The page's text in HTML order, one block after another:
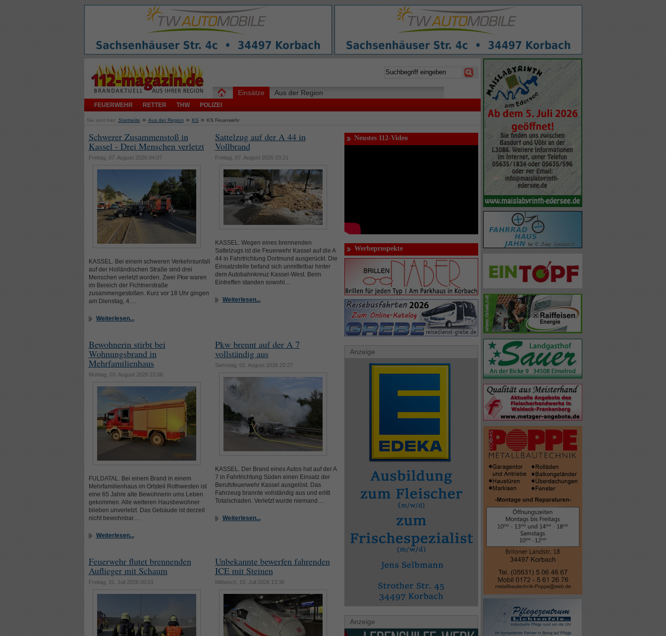
Einsätze
FEUERWEHR RETTER THW POLIZEI
Aus der Region
Sie sind hier: Startseite » Aus der Region » KS » KS Feuerwehr
Schwerer Zusammenstoß in
Kassel - Drei Menschen verletzt
Freitag, 07. August 2026 04:07
KASSEL. Bei einem schweren Verkehrsunfall
auf der Holländischen Straße sind drei
Menschen verletzt worden. Zwei Pkw waren
im Bereich der Fichtnerstraße
zusammengestoßen. Kurz vor 18 Uhr gingen
am Dienstag, 4.…
Weiterlesen...
Sattelzug auf der A 44 in
Vollbrand
Freitag, 07. August 2026 03:21
KASSEL. Wegen eines brennenden
Sattelzugs ist die Feuerwehr Kassel auf die A
44 in Fahrtrichtung Dortmund ausgerückt. Die
Einsatzstelle befand sich unmittelbar hinter
dem Autobahnkreuz Kassel-West. Beim
Eintreffen standen sowohl…
Weiterlesen...
Bewohnerin stirbt bei
Wohnungsbrand in
Mehrfamilienhaus
Montag, 03. August 2026 15:06
FULDATAL. Bei einem Brand in einem
Mehrfamilienhaus im Ortsteil Rothwesten ist
eine 65 Jahre alte Bewohnerin ums Leben
gekommen. Alle weiteren Hausbewohner
blieben unverletzt. Das Gebäude ist derzeit
nicht bewohnbar.…
Weiterlesen...
Pkw brennt auf der A 7
vollständig aus
Samstag, 01. August 2026 20:27
KASSEL. Der Brand eines Autos hat auf der A
7 in Fahrtrichtung Süden einen Einsatz der
Berufsfeuerwehr Kassel ausgelöst. Das
Fahrzeug brannte vollständig aus und erlitt
Totalschaden. Verletzt wurde niemand.…
Weiterlesen...
Feuerwehr flutet brennenden
Auflieger mit Schaum
Freitag, 31. Juli 2026 00:01
Unbekannte bewerfen fahrenden
ICE mit Steinen
Mittwoch, 15. Juli 2026 13:36
Neustes 112-Video
Werbeprospekte
Anzeige
Anzeige